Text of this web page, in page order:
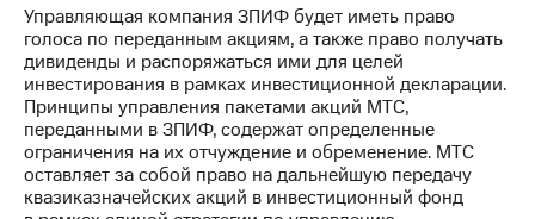
в
регионе
и акционерам
Корпоративное
управление
Корпоративный
секретарь
Управляющая компания ЗПИФ будет иметь право
голоса по переданным акциям, а также право получать
дивиденды и распоряжаться ими для целей
инвестирования в рамках инвестиционной декларации.
Принципы управления пакетами акций МТС,
переданными в ЗПИФ, содержат определенные
ограничения на их отчуждение и обременение. МТС
оставляет за собой право на дальнейшую передачу
квазиказначейских акций в инвестиционный фонд